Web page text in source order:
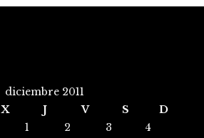
diciembre 2011
X J V S
D
1
2 3
4